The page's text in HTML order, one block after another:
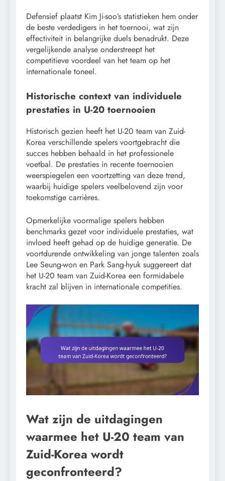
Defensief plaatst Kim Ji-soo’s statistieken hem onder
de beste verdedigers in het toernooi, wat zijn
effectiviteit in belangrijke duels benadrukt. Deze
vergelijkende analyse onderstreept het
competitieve voordeel van het team op het
internationale toneel.
Historische context van individuele
prestaties in U-20 toernooien
Historisch gezien heeft het U-20 team van Zuid-
Korea verschillende spelers voortgebracht die
succes hebben behaald in het professionele
voetbal. De prestaties in recente toernooien
weerspiegelen een voortzetting van deze trend,
waarbij huidige spelers veelbelovend zijn voor
toekomstige carrières.
Opmerkelijke voormalige spelers hebben
benchmarks gezet voor individuele prestaties, wat
invloed heeft gehad op de huidige generatie. De
voortdurende ontwikkeling van jonge talenten zoals
Lee Seung-won en Park Sang-hyuk suggereert dat
het U-20 team van Zuid-Korea een formidabele
kracht zal blijven in internationale competities.
Wat zijn de uitdagingen
waarmee het U-20 team van
Zuid-Korea wordt
geconfronteerd?